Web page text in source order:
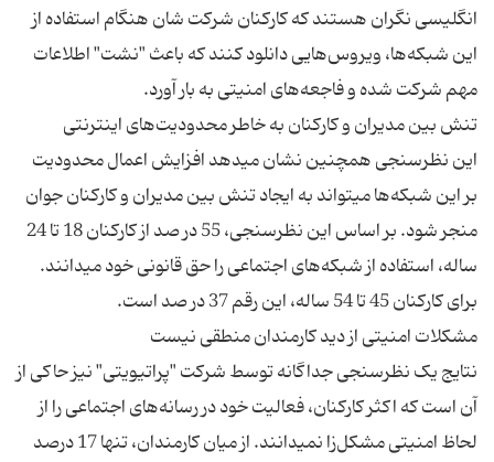
انگلیسی نگران هستند که کارکنان شرکت ‌شان هنگام استفاده از
این شبکه‌ها، ویروس‌هایی دانلود کنند که باعث "نشت" اطلاعات
این نظرسنجی همچنین نشان میدهد افزایش اعمال محدودیت
بر این شبکه‌ها میتواند به ایجاد تنش بین مدیران و کارکنان جوان
منجر شود. بر اساس این نظرسنجی، 55 در صد از کارکنان 18 تا 24
ساله، استفاده از شبکه‌های اجتماعی را حق قانونی خود میدانند.
نتایج یک نظرسنجی جداگانه توسط شرکت "پراتیویتی" نیز حاکی از
آن است که اکثر کارکنان، فعالیت خود در رسانه‌های اجتماعی را از
لحاظ امنیتی مشکل‌زا نمیدانند. از میان کارمندان، تنها 17 درصد